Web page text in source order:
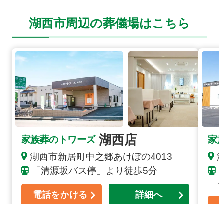
湖西市周辺の葬儀場はこちら
家族葬のトワーズ 湖西店
湖西市新居町中之郷あけぼの4013
「清源坂バス停」より徒歩5分
電話をかける 詳細へ
湖西店の詳細へ
家
新